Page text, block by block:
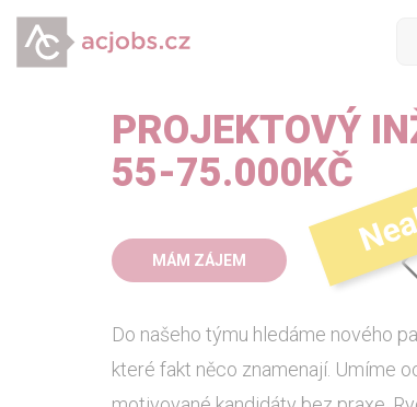
PROJEKTOVÝ
55-75.000KČ
MÁM ZÁJEM
Do našeho týmu hledáme nového
které fakt něco znamenají. Umíme